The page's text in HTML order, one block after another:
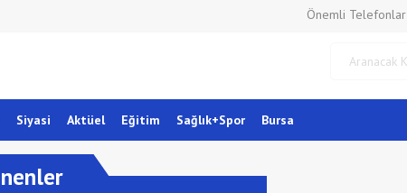
Önemli Telefonlar
Siyasi Aktüel Eğitim Sağlık+Spor Bursa